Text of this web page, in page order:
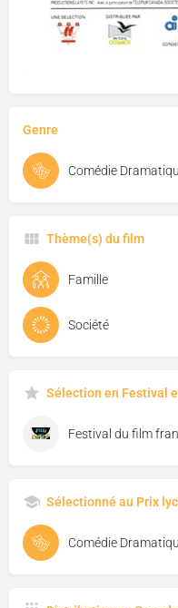
Genre
Comédie
Thème(s) du film
Famille
Société
Sélection en Festival
Sélectionné au Prix
Comédie